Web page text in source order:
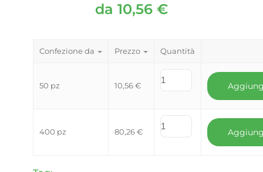
da 10,56 €
Confezione da Prezzo Quantità
50 pz 10,56€
400 pz 80,26€